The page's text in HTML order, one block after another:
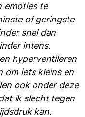
emoties te
of geringste
snel dan
intens.
hyperventileren
om iets kleins en
ook onder deze
ik slecht tegen
kan.